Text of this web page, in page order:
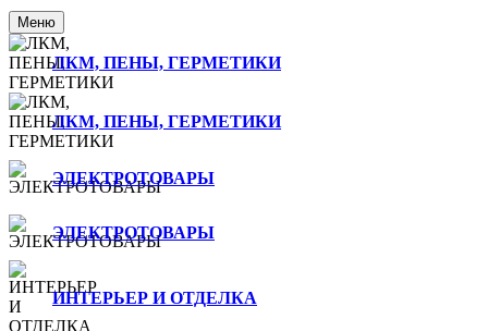
Меню
ЛКМ, ПЕНЫ, ГЕРМЕТИКИ
ЛКМ, ПЕНЫ, ГЕРМЕТИКИ
ЭЛЕКТРОТОВАРЫ
ЭЛЕКТРОТОВАРЫ
ИНТЕРЬЕР И ОТДЕЛКА